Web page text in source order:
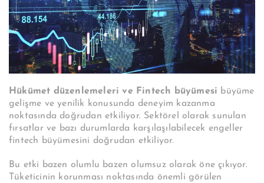
Hükümet düzenlemeleri ve Fintech büyümesi büyüme
gelişme ve yenilik konusunda deneyim kazanma
noktasında doğrudan etkiliyor. Sektörel olarak sunulan
fırsatlar ve bazı durumlarda karşılaşılabilecek engeller
fintech büyümesini doğrudan etkiliyor.
Bu etki bazen olumlu bazen olumsuz olarak öne çıkıyor.
Tüketicinin korunması noktasında önemli görülen